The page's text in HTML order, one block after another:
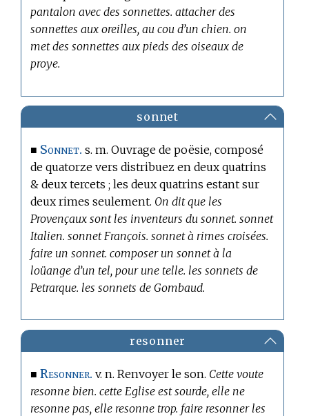
pantalon avec des sonnettes. attacher des
sonnettes aux oreilles, au cou d’un chien. on
met des sonnettes aux pieds des oiseaux de
proye.
sonnet
■ Sonnet. s. m. Ouvrage de poësie, composé
de quatorze vers distribuez en deux quatrins
& deux tercets ; les deux quatrins estant sur
deux rimes seulement. On dit que les
Provençaux sont les inventeurs du sonnet. sonnet
Italien. sonnet François. sonnet à rimes croisées.
faire un sonnet. composer un sonnet à la
loüange d’un tel, pour une telle. les sonnets de
Petrarque. les sonnets de Gombaud.
resonner
■Resonner. v. n. Renvoyer le son. Cette voute
resonne bien. cette Eglise est sourde, elle ne
resonne pas, elle resonne trop. faire resonner les